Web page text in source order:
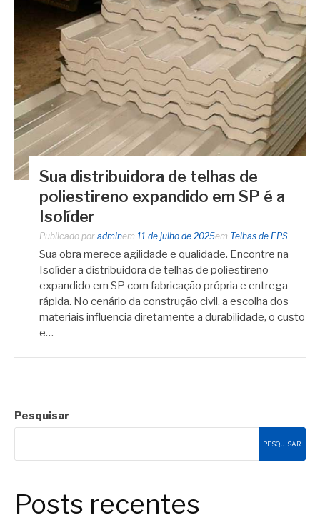
Sua distribuidora de telhas de
poliestireno expandido em SP é a
Isolíder
Publicado por adminem 11 de julho de 2025em Telhas de EPS
Sua obra merece agilidade e qualidade. Encontre na
Isolíder a distribuidora de telhas de poliestireno
expandido em SP com fabricação própria e entrega
rápida. No cenário da construção civil, a escolha dos
materiais influencia diretamente a durabilidade, o custo
e…
Pesquisar
PESQUISAR
Posts recentes